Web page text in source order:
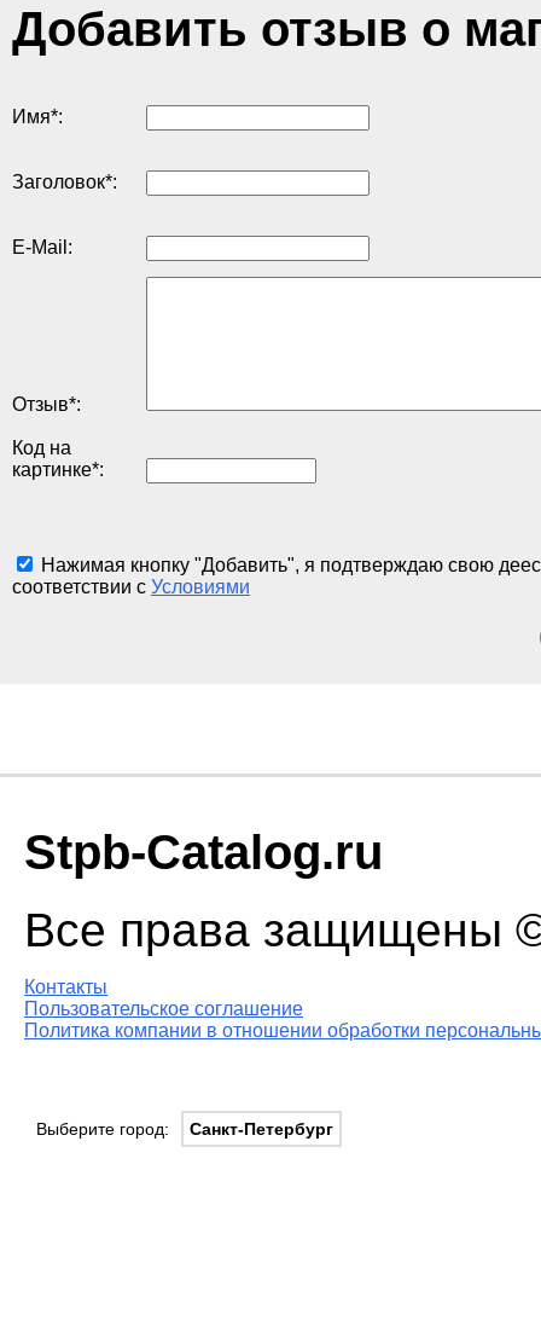
Добавить отзыв о
Имя*:
Заголовок*:
E-Mail:
Отзыв*:
Код на
картинке*:
Нажимая кнопку "Добавить", я подтверждаю свою
соответствии с Условиями
Stpb-Catalog.ru
Все права защищены
Контакты
Пользовательское соглашение
Политика компании в отношении обработки
Выберите город: Санкт-Петербург